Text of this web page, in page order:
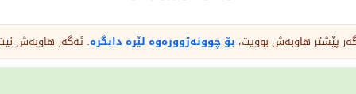
تایە لێبخوڕیت
پێشتر هاوبەش بوویت، بۆ چوونەژوورەوە لێرە دابگرە. ئەگەر هاوبەش